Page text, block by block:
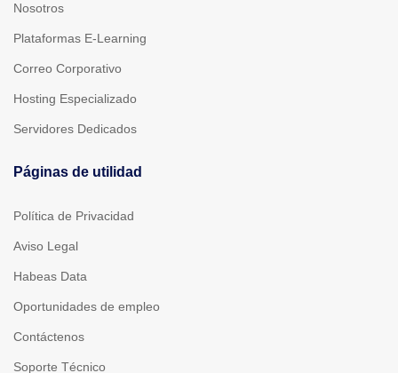
Nosotros
Plataformas E-Learning
Correo Corporativo
Hosting Especializado
Servidores Dedicados
Páginas de utilidad
Política de Privacidad
Aviso Legal
Habeas Data
Oportunidades de empleo
Contáctenos
Soporte Técnico